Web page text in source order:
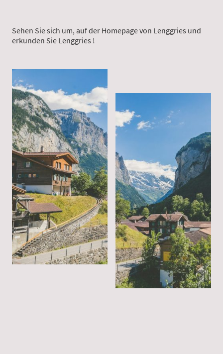
Sehen Sie sich um, auf der Homepage von Lenggries und
erkunden Sie Lenggries !